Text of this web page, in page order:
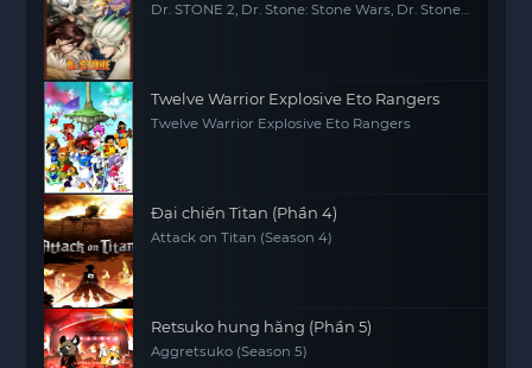
Dr. STONE 2, Dr. Stone: Stone Wars, Dr. Stone
Twelve Warrior Explosive Eto Rangers
Twelve Warrior Explosive Eto Rangers
Đại chiến Titan (Phần 4)
Attack on Titan (Season 4)
Retsuko hung hăng (Phần 5)
Aggretsuko (Season 5)